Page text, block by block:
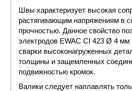
Швы характеризует высокая
растягивающим напряжениям в
прочностью. Данное свойство
электродов EWAC CI 423 Ø 4 мм
сварки высоконагруженных
толщины и защемленных
подвижностью кромок.
Валики следует наплавлять